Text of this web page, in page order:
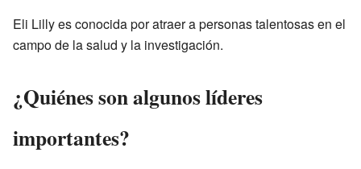
Eli Lilly es conocida por atraer a personas talentosas en el
campo de la salud y la investigación.
¿Quiénes son algunos líderes
importantes?